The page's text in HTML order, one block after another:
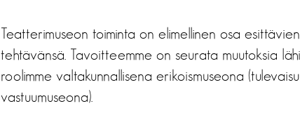
Teatterimuseon toiminta on elimellinen osa
tehtävänsä. Tavoitteemme on seurata muutoksia
roolimme valtakunnallisena erikoismuseona
vastuumuseona).